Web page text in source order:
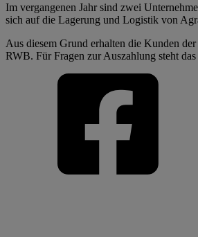
Im vergangenen Jahr sind zwei
sich auf die Lagerung und Logistik von
Aus diesem Grund erhalten die Kunden
RWB. Für Fragen zur Auszahlung steht das